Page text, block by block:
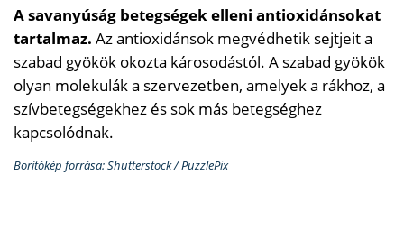
A savanyúság betegségek elleni antioxidánsokat
tartalmaz. Az antioxidánsok megvédhetik sejtjeit a
szabad gyökök okozta károsodástól. A szabad gyökök
olyan molekulák a szervezetben, amelyek a rákhoz, a
szívbetegségekhez és sok más betegséghez
kapcsolódnak.
Borítókép forrása: Shutterstock / PuzzlePix